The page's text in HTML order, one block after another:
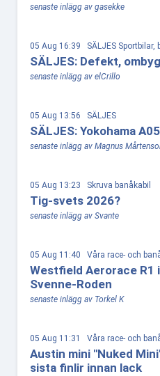
senaste inlägg av gasekke
05 Aug 16:39 SÄLJES Sportbilar,
SÄLJES: Defekt,
senaste inlägg av elCrillo
05 Aug 13:56 SÄLJES
SÄLJES: Yokohama
senaste inlägg av Magnus
05 Aug 13:23 Skruva banåkabil
Tig-svets 2026?
senaste inlägg av Svante
05 Aug 11:40 Våra race- och
Westfield Aerorace R1
Svenne-Roden
senaste inlägg av Torkel K
05 Aug 11:31 Våra race- och
Austin mini "Nuked
sista finlir innan lack